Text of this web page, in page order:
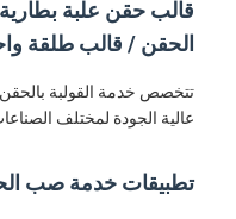
قالب حقن علبة
الحقن / قالب طلقة
تتخصص خدمة القولبة بالحقن
عالية الجودة لمختلف
تطبيقات خدمة صب